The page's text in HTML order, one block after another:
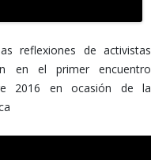
reflexiones de activistas
en el primer encuentro
2016 en ocasión de la